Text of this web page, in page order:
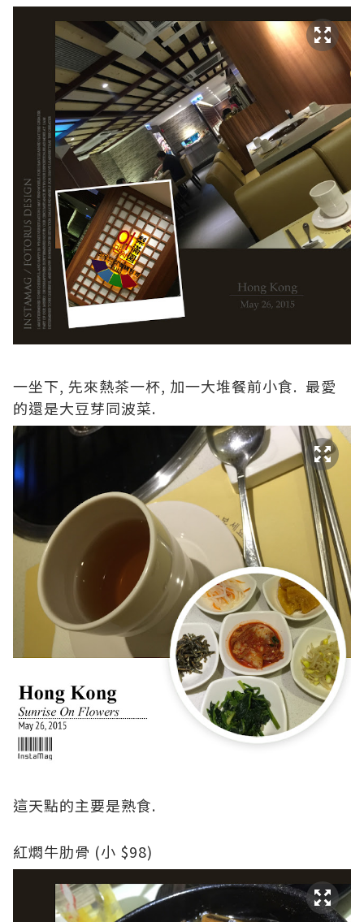
一坐下, 先來熱茶一杯, 加一大堆餐前小食. 最愛
的還是大豆芽同波菜.
這天點的主要是熟食.
紅燜牛肋骨 (小 $98)